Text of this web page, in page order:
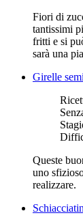
Fiori di
tantissimi
fritti e si
sarà una
Girelle
Queste
uno
realizzare.